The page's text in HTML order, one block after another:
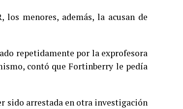
menores, además, la acusan de
repetidamente por la exprofesora
contó que Fortinberry le pedía
sido arrestada en otra investigación